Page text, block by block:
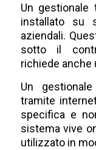
Un gestionale
installato su
aziendali.
sotto il
richiede anche
Un
tramite
specifica e
sistema vive
utilizzato in